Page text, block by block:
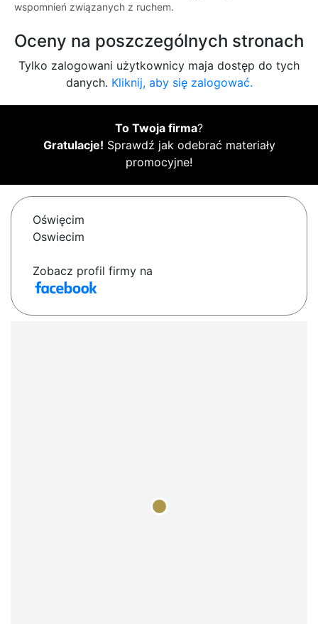
wspomnień związanych z ruchem.
Oceny na poszczególnych stronach
Tylko zalogowani użytkownicy maja dostęp do tych
danych. Kliknij, aby się zalogować.
To Twoja firma?
Gratulacje! Sprawdź jak odebrać materiały
promocyjne!
Oświęcim
Oswiecim
Zobacz profil firmy na